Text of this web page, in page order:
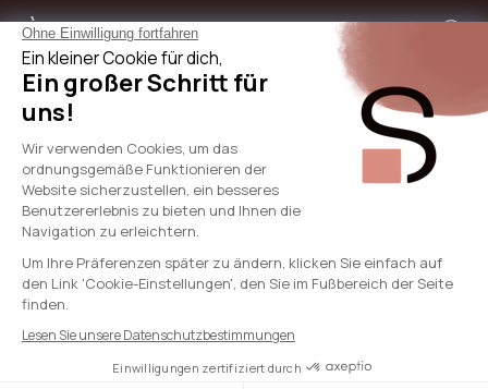
À propos de sicaan
Nos services
Besoin d'aide
International
© 2024 - SICAAN
CGV